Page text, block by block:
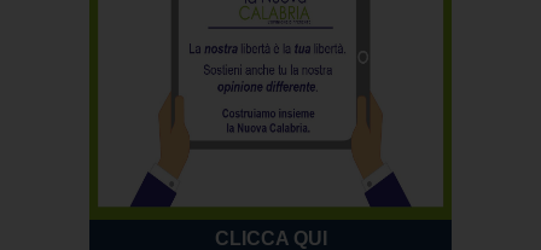
CLICCA QUI